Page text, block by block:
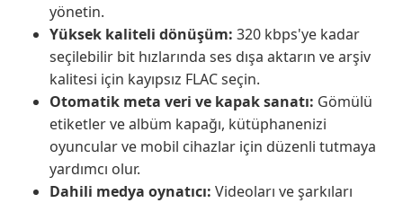
yönetin.
Yüksek kaliteli dönüşüm: 320 kbps'ye kadar
seçilebilir bit hızlarında ses dışa aktarın ve arşiv
kalitesi için kayıpsız FLAC seçin.
Otomatik meta veri ve kapak sanatı: Gömülü
etiketler ve albüm kapağı, kütüphanenizi
oyuncular ve mobil cihazlar için düzenli tutmaya
yardımcı olur.
Dahili medya oynatıcı: Videoları ve şarkıları